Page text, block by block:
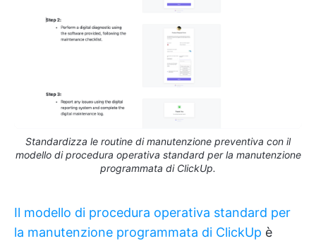
Standardizza le routine di manutenzione preventiva con il
modello di procedura operativa standard per la manutenzione
programmata di ClickUp.
Il modello di procedura operativa standard per
la manutenzione programmata di ClickUp è